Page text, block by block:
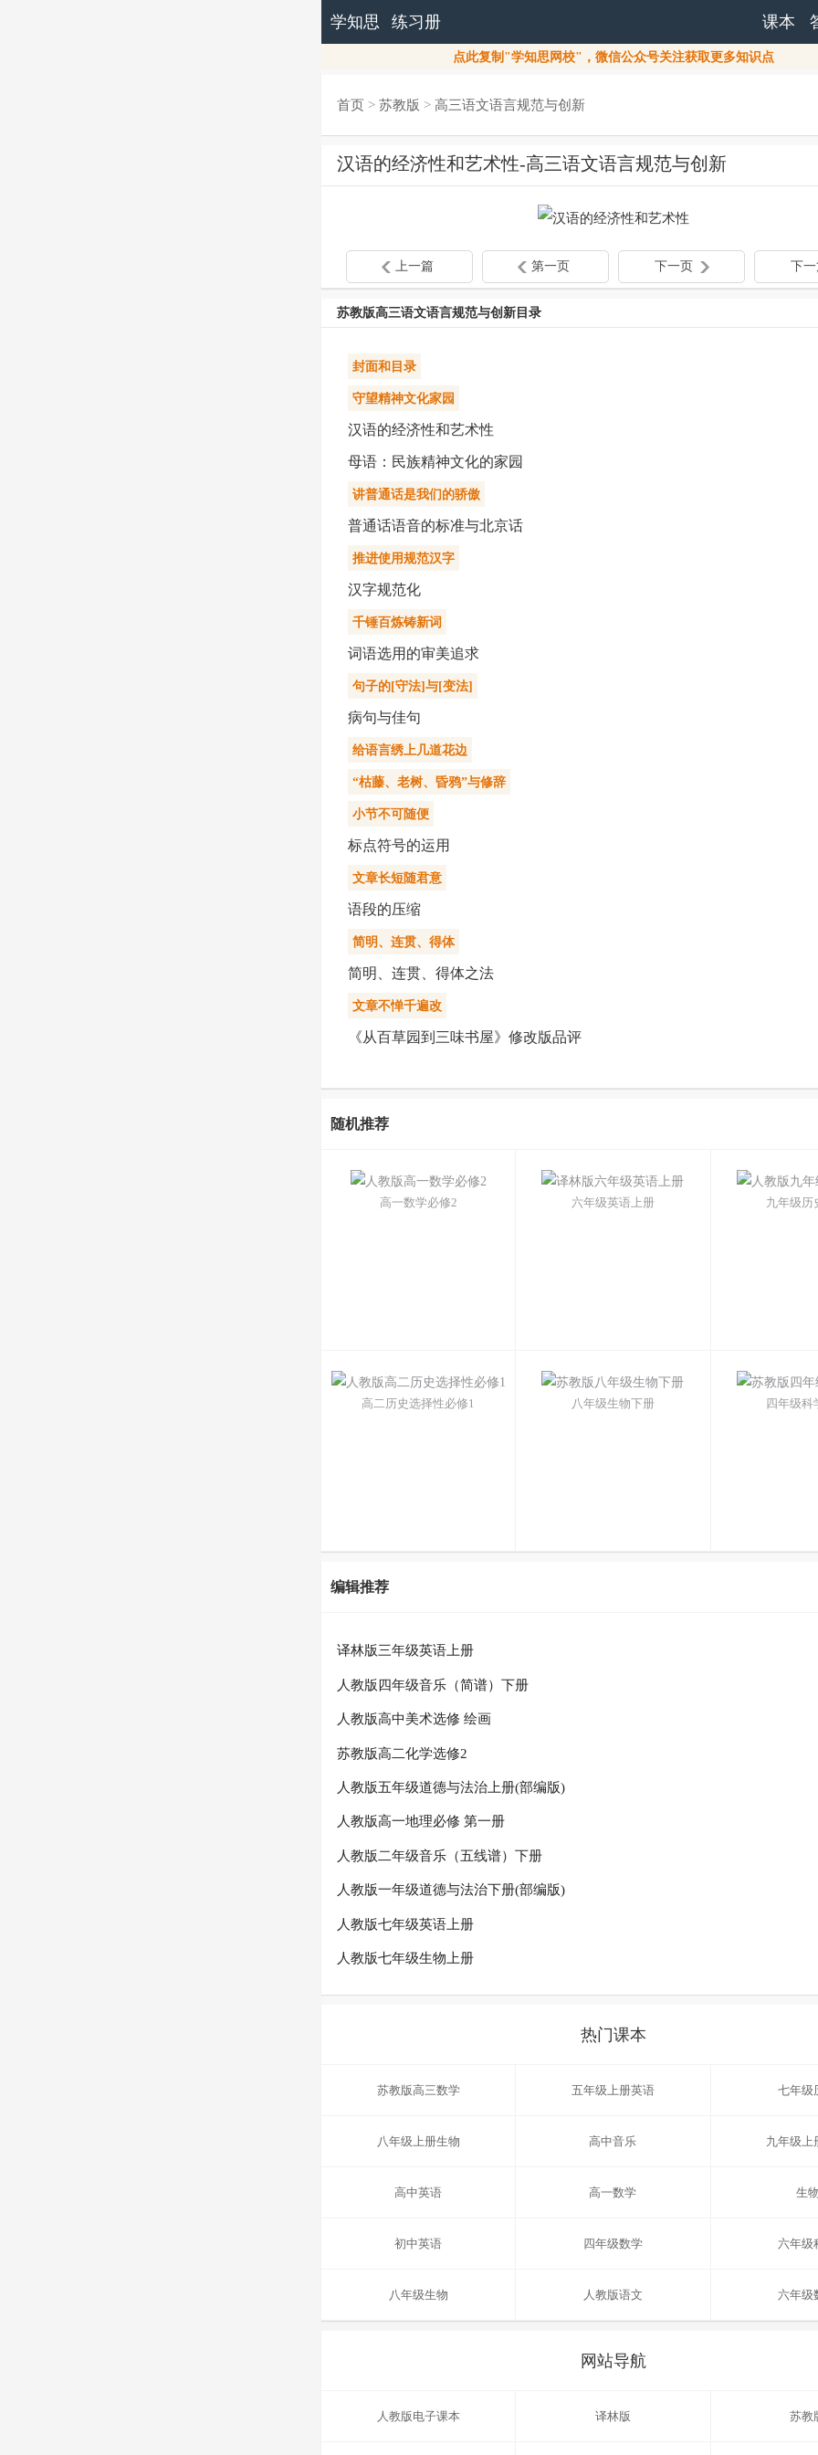
学知思 练习册 课本
点此复制"学知思网校"，微信公众号关注获取更多知识点
首页> 苏教版 > 高三语文语言规范与创新
汉语的经济性和艺术性-高三语文语言规范与创新
上一篇 第一页 下一页 下
苏教版高三语文语言规范与创新目录
封面和目录
守望精神文化家园
汉语的经济性和艺术性
母语：民族精神文化的家园
讲普通话是我们的骄傲
普通话语音的标准与北京话
推进使用规范汉字
汉字规范化
千锤百炼铸新词
词语选用的审美追求
句子的[守法]与[变法]
病句与佳句
给语言绣上几道花边
“枯藤、老树、昏鸦”与修辞
小节不可随便
标点符号的运用
文章长短随君意
语段的压缩
简明、连贯、得体
简明、连贯、得体之法
文章不惮千遍改
《从百草园到三味书屋》修改版品评
随机推荐
高一数学必修2 六年级英语上册 九年级历
高二历史选择性必修1 八年级生物下册 四年级科
编辑推荐
译林版三年级英语上册
人教版四年级音乐（简谱）下册
人教版高中美术选修 绘画
苏教版高二化学选修2
人教版五年级道德与法治上册(部编版)
人教版高一地理必修 第一册
人教版二年级音乐（五线谱）下册
人教版一年级道德与法治下册(部编版)
人教版七年级英语上册
人教版七年级生物上册
热门课本
苏教版高三数学 五年级上册英语 七年级
八年级上册生物 高中音乐 九年级上
高中英语 高一数学 生
初中英语 四年级数学 六年级
八年级生物 人教版语文 六年级
网站导航
人教版电子课本 译林版 苏教